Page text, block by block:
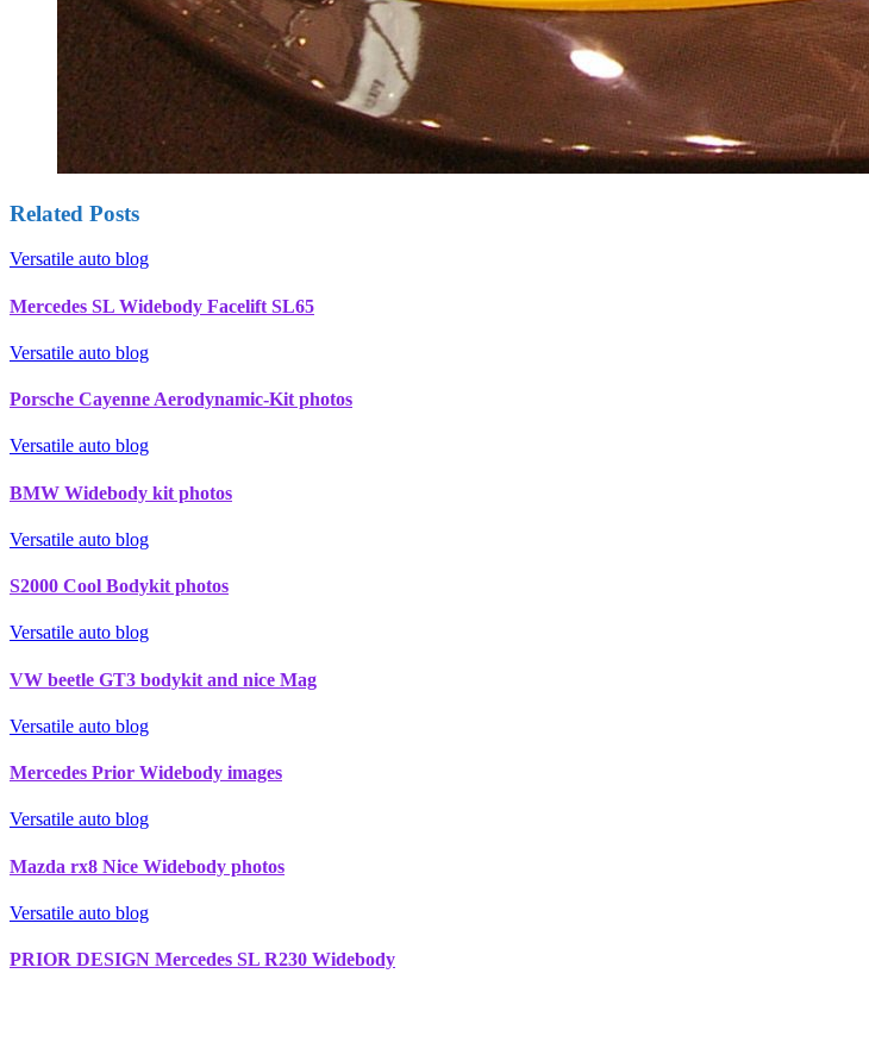
Related Posts
Versatile auto blog
Mercedes SL Widebody Facelift SL65
Versatile auto blog
Porsche Cayenne Aerodynamic-Kit photos
Versatile auto blog
BMW Widebody kit photos
Versatile auto blog
S2000 Cool Bodykit photos
Versatile auto blog
VW beetle GT3 bodykit and nice Mag
Versatile auto blog
Mercedes Prior Widebody images
Versatile auto blog
Mazda rx8 Nice Widebody photos
Versatile auto blog
PRIOR DESIGN Mercedes SL R230 Widebody